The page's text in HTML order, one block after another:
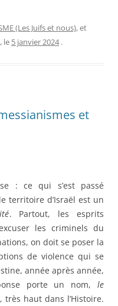
(Les Juifs et nous), et
, le 5 janvier 2024 .
et
: ce qui s’est passé
territoire d’Israël est un
. Partout, les esprits
les criminels du
on doit se poser la
de violence qui se
année après année,
porte un nom, le
haut dans l’Histoire.